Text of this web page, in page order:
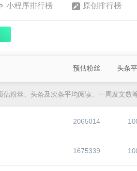
小程序排行榜 原创排行榜
预估粉丝 头条
粉丝、头条及次条平均阅读、一周发文数
2065014
1675339